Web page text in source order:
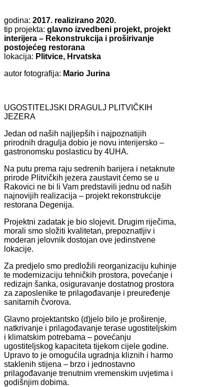
godina: 2017. realizirano 2020.
tip projekta: glavno izvedbeni projekt, projekt
interijera – Rekonstrukcija i proširivanje
postojećeg restorana
lokacija: Plitvice, Hrvatska
autor fotografija: Mario Jurina
UGOSTITELJSKI DRAGULJ PLITVIČKIH
JEZERA
Jedan od naših najljepših i najpoznatijih
prirodnih dragulja dobio je novu interijersko –
gastronomsku poslasticu by 4UHA.
Na putu prema raju sedrenih barijera i netaknute
prirode Plitvičkih jezera zaustavit ćemo se u
Rakovici ne bi li Vam predstavili jednu od naših
najnovijih realizacija – projekt rekonstrukcije
restorana Degenija.
Projektni zadatak je bio slojevit. Drugim riječima,
morali smo složiti kvalitetan, prepoznatljiv i
moderan jelovnik dostojan ove jedinstvene
lokacije.
Za predjelo smo predložili reorganizaciju kuhinje
te modernizaciju tehničkih prostora, povećanje i
redizajn šanka, osiguravanje dostatnog prostora
za zaposlenike te prilagođavanje i preuređenje
sanitarnih čvorova.
Glavno projektantsko (d)jelo bilo je proširenje,
natkrivanje i prilagođavanje terase ugostiteljskim
i klimatskim potrebama – povećanju
ugostiteljskog kapaciteta tijekom cijele godine.
Upravo to je omogućila ugradnja kliznih i harmo
staklenih stijena – brzo i jednostavno
prilagođavanje trenutnim vremenskim uvjetima i
godišnjim dobima.